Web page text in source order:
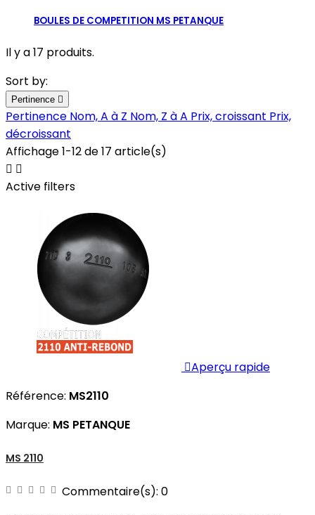
BOULES DE COMPETITION MS PETANQUE
Il y a 17 produits.
Sort by:
Pertinence 
Pertinence Nom, A à Z Nom, Z à A Prix, croissant Prix,
décroissant
Affichage 1-12 de 17 article(s)
 
Active filters
Aperçu rapide
Référence: MS2110
Marque: MS PETANQUE
MS 2110
Commentaire(s): 0